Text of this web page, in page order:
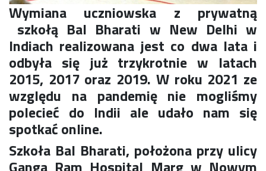
Newsy
Obóz adaptacyjny
Polityka ochrony dzieci
Przewodniczący Rady Szkoły
Szkoła zimowa
Warsztaty interdyscyplinarne
Wykaz podręczników
Zajęcia pozalekcyjne
Aplikacje szkolne
Classroom
Wymiana uczniowska z prywatną
szkołą Bal Bharati w New Delhi w
Indiach realizowana jest co dwa lata i
odbyła się już trzykrotnie w latach
2015, 2017 oraz 2019. W roku 2021 ze
względu na pandemię nie mogliśmy
polecieć do Indii ale udało nam się
spotkać online.
Szkoła Bal Bharati, położona przy ulicy
Ganga Ram Hospital Marg w Nowym